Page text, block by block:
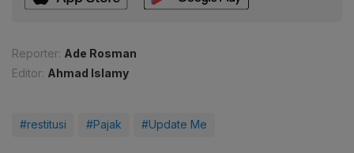
Reporter: Ade Rosman
Editor: Ahmad Islamy
#restitusi #Pajak #Update Me